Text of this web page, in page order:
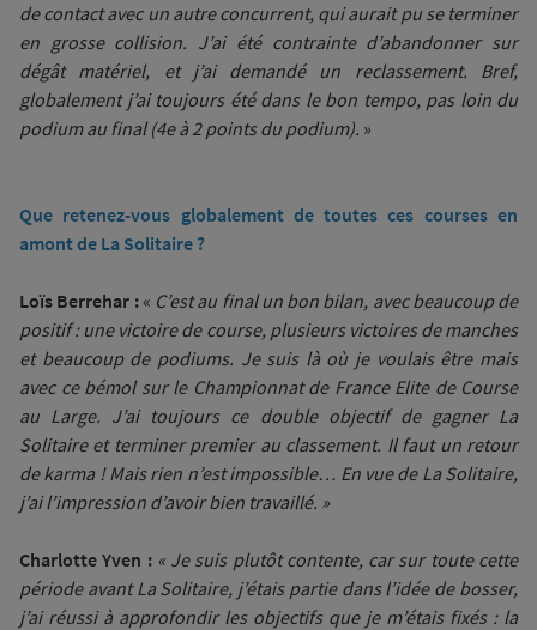
de contact avec un autre concurrent, qui aurait pu se terminer
en grosse collision. J’ai été contrainte d’abandonner sur
dégât matériel, et j’ai demandé un reclassement. Bref,
globalement j’ai toujours été dans le bon tempo, pas loin du
podium au final (4e à 2 points du podium). »
Que retenez-vous globalement de toutes ces courses en
amont de La Solitaire ?
Loïs Berrehar :« C’est au final un bon bilan, avec beaucoup de
positif : une victoire de course, plusieurs victoires de manches
et beaucoup de podiums. Je suis là où je voulais être mais
avec ce bémol sur le Championnat de France Elite de Course
au Large. J’ai toujours ce double objectif de gagner La
Solitaire et terminer premier au classement. Il faut un retour
de karma ! Mais rien n’est impossible… En vue de La Solitaire,
j’ai l’impression d’avoir bien travaillé. »
Charlotte Yven :« Je suis plutôt contente, car sur toute cette
période avant La Solitaire, j’étais partie dans l’idée de bosser,
j’ai réussi à approfondir les objectifs que je m’étais fixés : la